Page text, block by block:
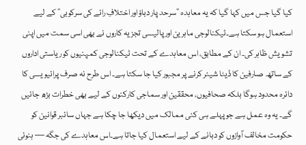
کیا گیا جس میں کہا گیا کہ یہ معاہدہ ’’سرحد پار دباؤ اور اختلافِ رائے کی سرکوبی‘‘ کے لیے
استعمال ہو سکتا ہے۔ٹیکنالوجی ماہرین اور پالیسی تجزیہ کاروں نے بھی اسی سمت میں اپنی
تشویش ظاہر کی۔ ان کے مطابق، اس معاہدے کے تحت ٹیکنالوجی کمپنیوں کو ریاستی اداروں
کے ساتھ صارفین کا ڈیٹا شیئر کرنے پر مجبور کیا جا سکتا ہے۔ اس طرح نہ صرف پرائیویسی کا
دائرہ محدود ہوگا بلکہ صحافیوں، محققین اور سماجی کارکنوں کے لیے بھی خطرات بڑھ جائیں
گے۔ یہ وہ عمل ہے جو پہلے ہی کئی ممالک میں دیکھا جا چکا ہے جہاں سائبر قوانین کو
حکومت مخالف آوازوں کو دبانے کے لیے استعمال کیا جاتا ہے۔اس معاہدے کی جگہ — ہنوئی